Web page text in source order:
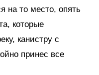
на то место, опять
которые
канистру с
принес все